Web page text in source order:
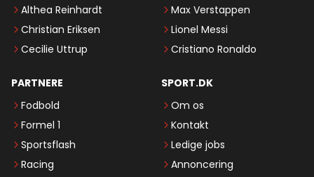
Althea Reinhardt
Christian Eriksen
Cecilie Uttrup
Max Verstappen
Lionel Messi
Cristiano Ronaldo
PARTNERE
Fodbold
Formel 1
Sportsflash
Racing
SPORT.DK
Om os
Kontakt
Ledige jobs
Annoncering